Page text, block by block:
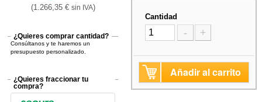
(1.266,35 € sin IVA)
¿Quieres comprar cantidad?
Consúltanos y te haremos un
presupuesto personalizado.
¿Quieres fraccionar tu
compra?
Cantidad
- +
Añadir al carrito